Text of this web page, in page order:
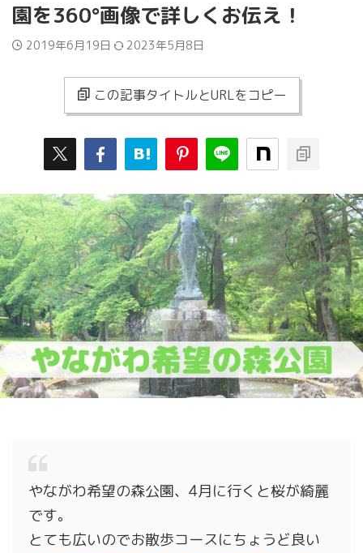
園を360°画像で詳しくお伝え！
2019年6月19日 2023年5月8日
この記事タイトルとURLをコピー
やながわ希望の森公園、4月に行くと桜が綺麗
です。
とても広いのでお散歩コースにちょうど良い